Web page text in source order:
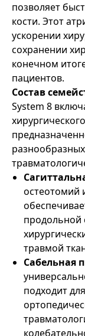
позволяет
кости. Этот
ускорении
сохранении
конечном
пациентов.
Состав
System 8
остеотомий
продольной
травмой
Сабельная
подходит